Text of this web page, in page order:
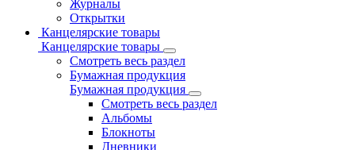
Журналы
Открытки
Канцелярские товары
Канцелярские товары
Смотреть весь раздел
Бумажная продукция
Бумажная продукция
Смотреть весь раздел
Альбомы
Блокноты
Дневники